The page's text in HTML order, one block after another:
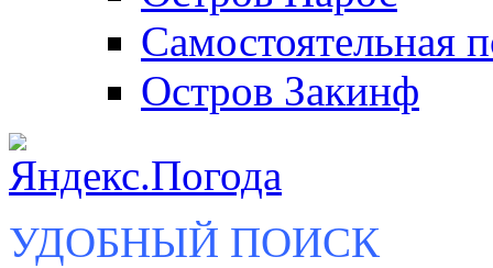
Самостоятельная
Остров Закинф
УДОБНЫЙ ПОИСК